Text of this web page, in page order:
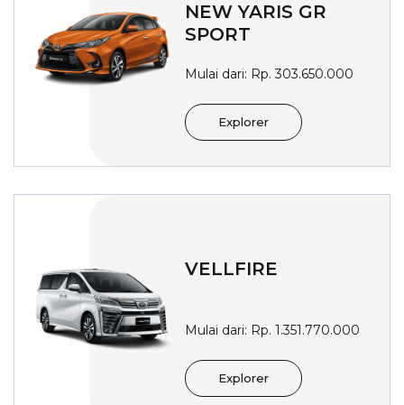
NEW YARIS GR
SPORT
Mulai dari: Rp.303.650.000
Explorer
VELLFIRE
Mulai dari: Rp. 1.351.770.000
Explorer